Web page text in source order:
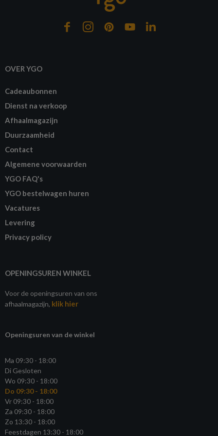
OVER YGO
Cadeaubonnen
Dienst na verkoop
Afhaalmagazijn
Duurzaamheid
Contact
Algemene voorwaarden
YGO FAQ's
YGO bestelwagen huren
Vacatures
Levering
Privacy policy
OPENINGSUREN WINKEL
Voor de openingsuren van ons
afhaalmagazijn, klik hier
Openingsuren van de winkel
Ma 09:30 - 18:00
Di Gesloten
Wo 09:30 - 18:00
Do 09:30 - 18:00
Vr 09:30 - 18:00
Za 09:30 - 18:00
Zo 13:30 - 18:00
Feestdagen 13:30 - 18:00